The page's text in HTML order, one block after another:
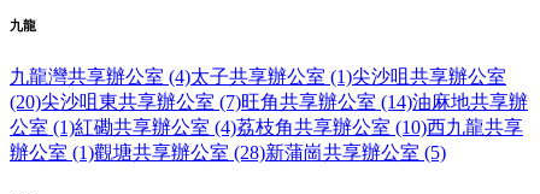
九龍
九龍灣共享辦公室 (4)太子共享辦公室 (1)尖沙咀共享辦公室
(20)尖沙咀東共享辦公室 (7)旺角共享辦公室 (14)油麻地共享辦
公室 (1)紅磡共享辦公室 (4)荔枝角共享辦公室 (10)西九龍共享
辦公室 (1)觀塘共享辦公室 (28)新蒲崗共享辦公室 (5)